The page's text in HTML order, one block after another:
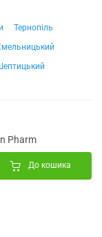
Тернопіль
Pharm
До кошика